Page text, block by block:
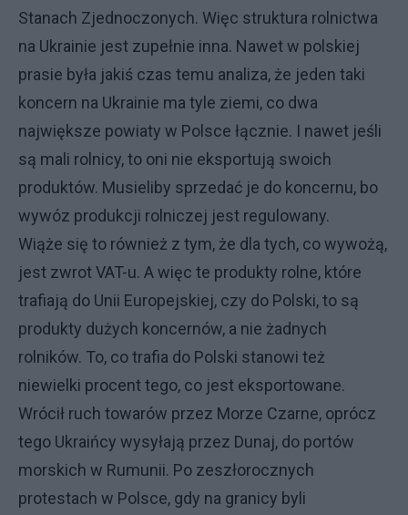
Stanach Zjednoczonych. Więc struktura rolnictwa
na Ukrainie jest zupełnie inna. Nawet w polskiej
prasie była jakiś czas temu analiza, że jeden taki
koncern na Ukrainie ma tyle ziemi, co dwa
największe powiaty w Polsce łącznie. I nawet jeśli
są mali rolnicy, to oni nie eksportują swoich
produktów. Musieliby sprzedać je do koncernu, bo
wywóz produkcji rolniczej jest regulowany.
Wiąże się to również z tym, że dla tych, co wywożą,
jest zwrot VAT-u. A więc te produkty rolne, które
trafiają do Unii Europejskiej, czy do Polski, to są
produkty dużych koncernów, a nie żadnych
rolników. To, co trafia do Polski stanowi też
niewielki procent tego, co jest eksportowane.
Wrócił ruch towarów przez Morze Czarne, oprócz
tego Ukraińcy wysyłają przez Dunaj, do portów
morskich w Rumunii. Po zeszłorocznych
protestach w Polsce, gdy na granicy byli